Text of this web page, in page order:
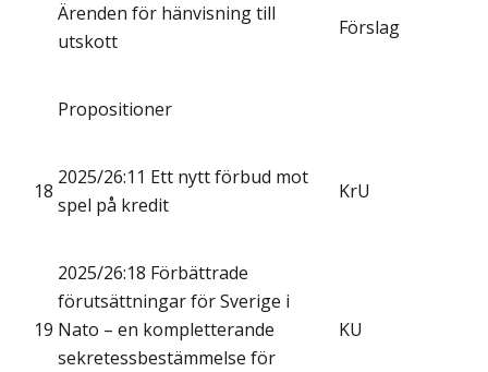
Ärenden för hänvisning till
utskott
Förslag
Propositioner
18
2025/26:11 Ett nytt förbud mot
spel på kredit
KrU
19
2025/26:18 Förbättrade
förutsättningar för Sverige i
Nato – en kompletterande
sekretessbestämmelse för
KU